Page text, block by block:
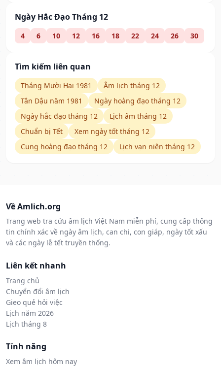
Ngày Hắc Đạo Tháng 12
4 6 10 12 16 18 22 24 26 30
Tìm kiếm liên quan
Tháng Mười Hai 1981
Âm lịch tháng 12
Tân Dậu năm 1981
Ngày hoàng đạo tháng 12
Ngày hắc đạo tháng 12
Lịch âm tháng 12
Chuẩn bị Tết
Xem ngày tốt tháng 12
Cung hoàng đạo tháng 12
Lịch vạn niên tháng 12
Về Amlich.org
Trang web tra cứu âm lịch Việt Nam miễn phí, cung cấp thông
tin chính xác về ngày âm lịch, can chi, con giáp, ngày tốt xấu
và các ngày lễ tết truyền thống.
Liên kết nhanh
Trang chủ
Chuyển đổi âm lịch
Gieo quẻ hỏi việc
Lịch năm 2026
Lịch tháng 8
Tính năng
Xem âm lịch hôm nay